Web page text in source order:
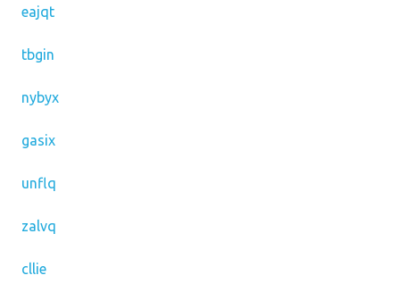
eajqt
tbgin
nybyx
gasix
unflq
zalvq
cllie